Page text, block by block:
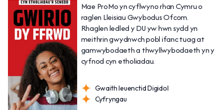
Mae ProMo yn cyflwyno rhan Cymru o
raglen Lleisiau Gwybodus Ofcom.
Rhaglen ledled y DU yw hwn sydd yn
meithrin gwydnwch pobl ifanc tuag at
gamwybodaeth a thwyllwybodaeth yn y
cyfnod cyn etholiadau.
Gwaith Ieuenctid Digidol
Cyfryngau